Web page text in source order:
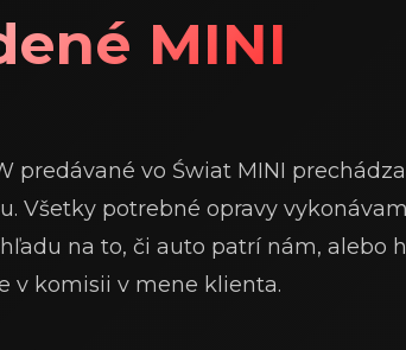
MINI
predávané vo Świat MINI prechádza
Všetky potrebné opravy
na to, či auto patrí nám, alebo
v komisii v mene klienta.